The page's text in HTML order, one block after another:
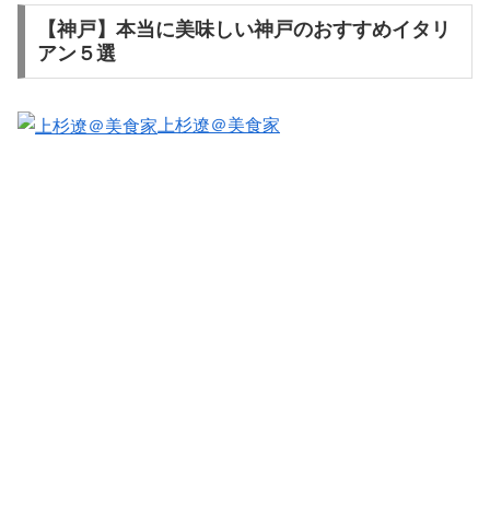
【神戸】本当に美味しい神戸のおすすめイタリ
アン５選
上杉遼＠美食家